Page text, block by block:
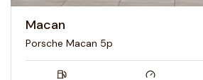
Macan
Porsche Macan 5p